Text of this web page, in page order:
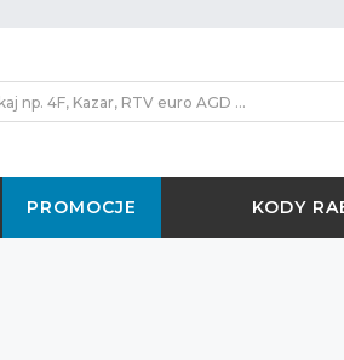
PROMOCJE KODY